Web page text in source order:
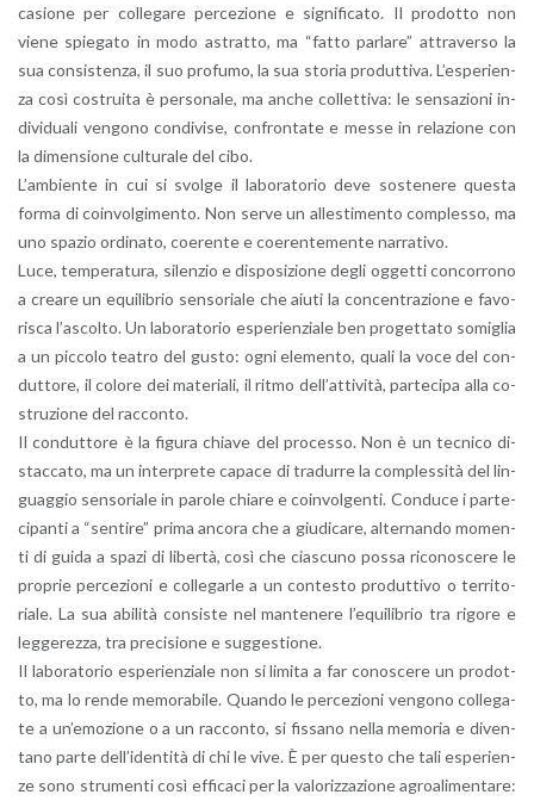
ca­sio­ne per col­le­ga­re per­ce­zio­ne e si­gni­fi­ca­to. Il pro­dot­to non
viene spie­ga­to in modo astrat­to, ma “fatto par­la­re” at­tra­ver­so la
sua con­si­sten­za, il suo pro­fu­mo, la sua sto­ria pro­dut­ti­va. L’e­spe­rien­
za così co­strui­ta è per­so­na­le, ma anche col­let­ti­va: le sen­sa­zio­ni in­
di­vi­dua­li ven­go­no con­di­vi­se, con­fron­ta­te e messe in re­la­zio­ne con
la di­men­sio­ne cul­tu­ra­le del cibo.
L’am­bien­te in cui si svol­ge il la­bo­ra­to­rio deve so­ste­ne­re que­sta
forma di coin­vol­gi­men­to. Non serve un al­le­sti­men­to com­ples­so, ma
uno spa­zio or­di­na­to, coe­ren­te e coe­ren­te­men­te nar­ra­ti­vo.
Luce, tem­pe­ra­tu­ra, si­len­zio e di­spo­si­zio­ne degli og­get­ti con­cor­ro­no
a crea­re un equi­li­brio sen­so­ria­le che aiuti la con­cen­tra­zio­ne e fa­vo­
ri­sca l’a­scol­to. Un la­bo­ra­to­rio espe­rien­zia­le ben pro­get­ta­to so­mi­glia
a un pic­co­lo tea­tro del gusto: ogni ele­men­to, quali la voce del con­
dut­to­re, il co­lo­re dei ma­te­ria­li, il ritmo del­l’at­ti­vi­tà, par­te­ci­pa alla co­
stru­zio­ne del rac­con­to.
Il con­dut­to­re è la fi­gu­ra chia­ve del pro­ces­so. Non è un tec­ni­co di­
stac­ca­to, ma un in­ter­pre­te ca­pa­ce di tra­dur­re la com­ples­si­tà del lin­
guag­gio sen­so­ria­le in pa­ro­le chia­re e coin­vol­gen­ti. Con­du­ce i par­te­
ci­pan­ti a “sen­ti­re” prima an­co­ra che a giu­di­ca­re, al­ter­nan­do mo­men­
ti di guida a spazi di li­ber­tà, così che cia­scu­no possa ri­co­no­sce­re le
pro­prie per­ce­zio­ni e col­le­gar­le a un con­te­sto pro­dut­ti­vo o ter­ri­to­
ria­le. La sua abi­li­tà con­si­ste nel man­te­ne­re l’e­qui­li­brio tra ri­go­re e
leg­ge­rez­za, tra pre­ci­sio­ne e sug­ge­stio­ne.
Il la­bo­ra­to­rio espe­rien­zia­le non si li­mi­ta a far co­no­sce­re un pro­dot­
to, ma lo rende me­mo­ra­bi­le. Quan­do le per­ce­zio­ni ven­go­no col­le­ga­
te a un’e­mo­zio­ne o a un rac­con­to, si fis­sa­no nella me­mo­ria e di­ven­
ta­no parte del­l’i­den­ti­tà di chi le vive. È per que­sto che tali espe­rien­
ze sono stru­men­ti così ef­fi­ca­ci per la va­lo­riz­za­zio­ne agroa­li­men­ta­re: